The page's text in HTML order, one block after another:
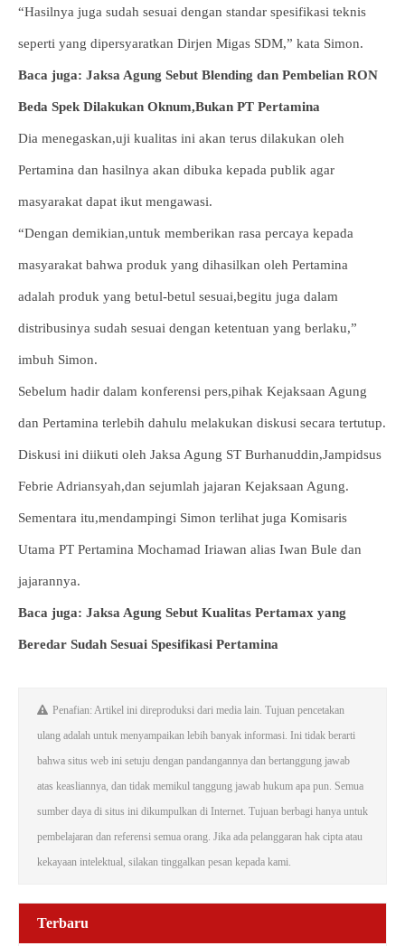
“Hasilnya juga sudah sesuai dengan standar spesifikasi teknis
seperti yang dipersyaratkan Dirjen Migas SDM,” kata Simon.
Baca juga: Jaksa Agung Sebut Blending dan Pembelian RON
Beda Spek Dilakukan Oknum,Bukan PT Pertamina
Dia menegaskan,uji kualitas ini akan terus dilakukan oleh
Pertamina dan hasilnya akan dibuka kepada publik agar
masyarakat dapat ikut mengawasi.
“Dengan demikian,untuk memberikan rasa percaya kepada
masyarakat bahwa produk yang dihasilkan oleh Pertamina
adalah produk yang betul-betul sesuai,begitu juga dalam
distribusinya sudah sesuai dengan ketentuan yang berlaku,”
imbuh Simon.
Sebelum hadir dalam konferensi pers,pihak Kejaksaan Agung
dan Pertamina terlebih dahulu melakukan diskusi secara tertutup.
Diskusi ini diikuti oleh Jaksa Agung ST Burhanuddin,Jampidsus
Febrie Adriansyah,dan sejumlah jajaran Kejaksaan Agung.
Sementara itu,mendampingi Simon terlihat juga Komisaris
Utama PT Pertamina Mochamad Iriawan alias Iwan Bule dan
jajarannya.
Baca juga: Jaksa Agung Sebut Kualitas Pertamax yang
Beredar Sudah Sesuai Spesifikasi Pertamina
Penafian: Artikel ini direproduksi dari media lain. Tujuan pencetakan
ulang adalah untuk menyampaikan lebih banyak informasi. Ini tidak berarti
bahwa situs web ini setuju dengan pandangannya dan bertanggung jawab
atas keasliannya, dan tidak memikul tanggung jawab hukum apa pun. Semua
sumber daya di situs ini dikumpulkan di Internet. Tujuan berbagi hanya untuk
pembelajaran dan referensi semua orang. Jika ada pelanggaran hak cipta atau
kekayaan intelektual, silakan tinggalkan pesan kepada kami.
Terbaru